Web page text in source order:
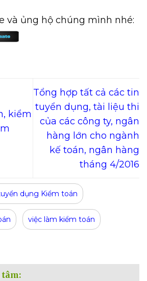
và ủng hộ chúng mình nhé:
kiểm
Tổng hợp tất cả các tin
tuyển dụng, tài liệu thi
của các công ty, ngân
hàng lớn cho ngành
kế toán, ngân hàng
tháng 4/2016
dụng Kiểm toán
việc làm kiểm toán
tâm: